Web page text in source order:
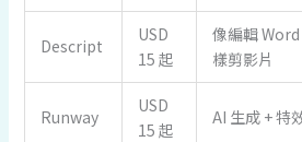
Descript
USD
15 起
像編輯
樣剪影片
Runway
USD
15 起
AI 生成 + 特